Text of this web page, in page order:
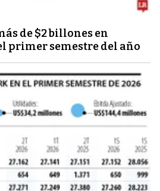
de $2 billones en
primer semestre del año